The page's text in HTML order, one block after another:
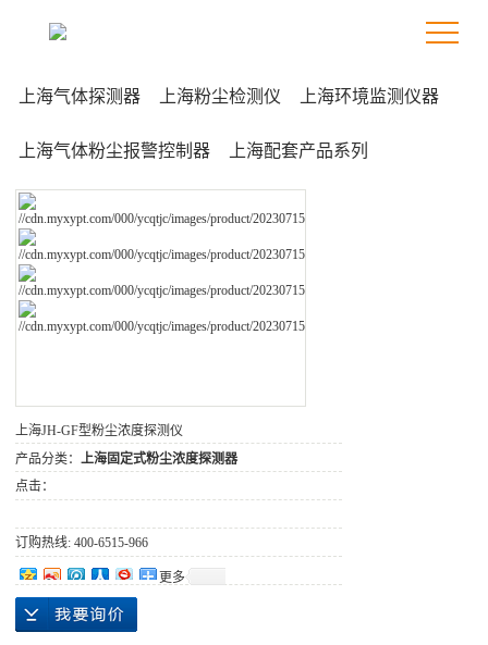
上海气体探测器 上海粉尘检测仪 上海环境监测仪器
上海气体粉尘报警控制器 上海配套产品系列
上海JH-GF型粉尘浓度探测仪
产品分类： 上海固定式粉尘浓度探测器
点击：
订购热线: 400-6515-966
更多